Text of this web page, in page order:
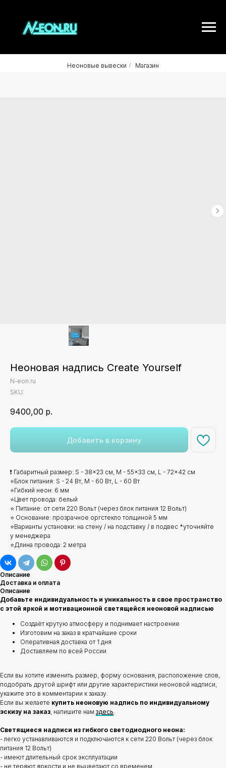
Неоновые вывески / Магазин
Неоновая надпись Create Yourself
N-eon.ru
SKU:
9400,00 р.
Добавить в корзину
❗ Габаритный размер: S - 38x23 см, M - 55x33 см, L - 72x42 см
⭐Блок питания: S - 24 Вт, M - 60 Вт, L - 60 Вт
⭐Гибкий неон: 6 мм
⭐Цвет провода: белый
⭐ Питание: от сети 220 Вольт (через блок питания 12 Вольт)
⭐ Основание: прозрачное оргстекло толщиной 5 мм
⭐Варианты установки: на стену / на подставку / в подвес *уточняйте
у менеджера
⭐Длина провода: 2 метра
Описание
Доставка и оплата
Описание
Добавьте индивидуальность и уникальность в свое пространство
с этой яркой и мотивационной светящейся неоновой надписью
Создаёт крутую атмосферу и поднимает настроение
Изготовим на заказ в кратчайшие сроки
Оперативная доставка от 1 дня
Доставляем по всей России
Если вы хотите изменить размер, форму основания, расположение слов,
подобрать другой шрифт или другие характеристики неоновой надписи,
укажите это в комментарии к заказу.
Если вы желаете купить неоновую надпись по индивидуальному
эскизу на заказ, напишите нам здесь.
Светящиеся надписи из гибкого светодиодного неона:
- легко устанавливаются и подключаются к сети 220 Вольт (через блок
питания 12 Вольт)
- имеют длительный срок эксплуатации
- не теряют яркости и не выцветают со временем